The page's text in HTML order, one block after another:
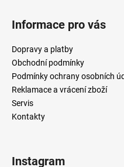
Informace pro vás
Dopravy a platby
Obchodní podmínky
Podmínky ochrany osobních
Reklamace a vrácení zboží
Servis
Kontakty
Instagram